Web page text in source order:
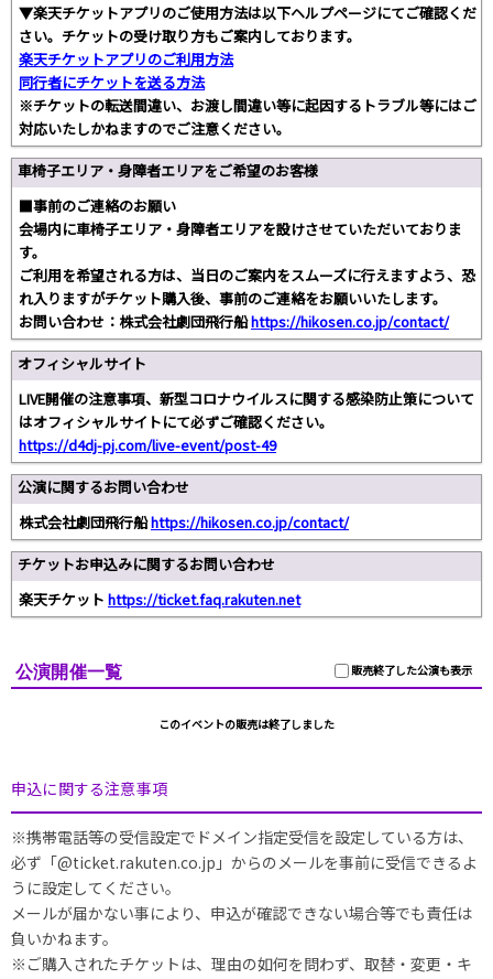
▼楽天チケットアプリのご使用方法は以下ヘルプページにてご確認くだ
さい。チケットの受け取り方もご案内しております。
楽天チケットアプリのご利用方法
同行者にチケットを送る方法
※チケットの転送間違い、お渡し間違い等に起因するトラブル等にはご
対応いたしかねますのでご注意ください。
車椅子エリア・身障者エリアをご希望のお客様
■事前のご連絡のお願い
会場内に車椅子エリア・身障者エリアを設けさせていただいておりま
す。
ご利用を希望される方は、当日のご案内をスムーズに行えますよう、恐
れ入りますがチケット購入後、事前のご連絡をお願いいたします。
お問い合わせ：株式会社劇団飛行船https://hikosen.co.jp/contact/
オフィシャルサイト
LIVE開催の注意事項、新型コロナウイルスに関する感染防止策について
はオフィシャルサイトにて必ずご確認ください。
https://d4dj-pj.com/live-event/post-49
公演に関するお問い合わせ
株式会社劇団飛行船https://hikosen.co.jp/contact/
チケットお申込みに関するお問い合わせ
楽天チケット https://ticket.faq.rakuten.net
販売終了した公演も表示
公演開催一覧
このイベントの販売は終了しました
申込に関する注意事項
※携帯電話等の受信設定でドメイン指定受信を設定している方は、
必ず「@ticket.rakuten.co.jp」からのメールを事前に受信できるよ
うに設定してください。
メールが届かない事により、申込が確認できない場合等でも責任は
負いかねます。
※ご購入されたチケットは、理由の如何を問わず、取替・変更・キ